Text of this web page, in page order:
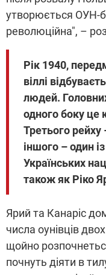
утворюється ОУН-
революційна", –
Рік 1940,
віллі
людей.
одного боку це
Третього
іншого – один із
Українських
також як Ріко
Ярий та Канаріс
числа оунівців
щойно
почнуть діяти в